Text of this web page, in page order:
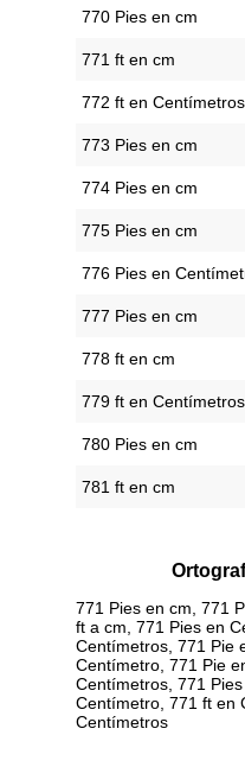
770 Pies en cm
771 ft en cm
772 ft en Centímetros
773 Pies en cm
774 Pies en cm
775 Pies en cm
776 Pies en
777 Pies en cm
778 ft en cm
779 ft en Centímetros
780 Pies en cm
781 ft en cm
771 Pies en cm, 771
ft a cm, 771 Pies en
Centímetros, 771 Pie
Centímetro, 771 Pie
Centímetros, 771
Centímetro, 771 ft en
Centímetros